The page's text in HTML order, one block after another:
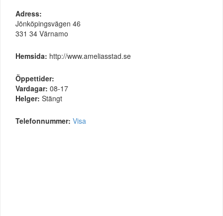
Adress:
Jönköpingsvägen 46
331 34 Värnamo
Hemsida: http://www.ameliasstad.se
Öppettider:
Vardagar: 08-17
Helger: Stängt
Telefonnummer: Visa